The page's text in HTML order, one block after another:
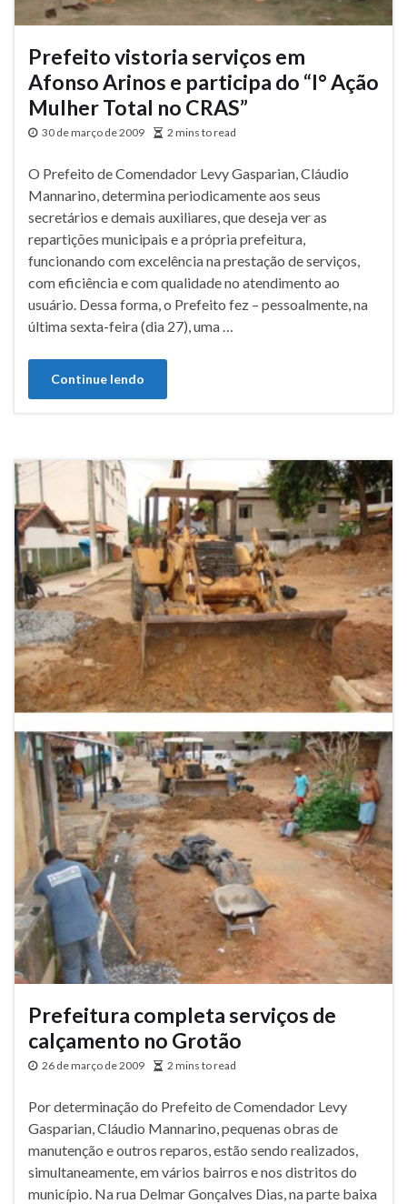
Prefeito vistoria serviços em
Afonso Arinos e participa do “I° Ação
Mulher Total no CRAS”
30 de março de 2009 2 mins to read
O Prefeito de Comendador Levy Gasparian, Cláudio
Mannarino, determina periodicamente aos seus
secretários e demais auxiliares, que deseja ver as
repartições municipais e a própria prefeitura,
funcionando com excelência na prestação de serviços,
com eficiência e com qualidade no atendimento ao
usuário. Dessa forma, o Prefeito fez – pessoalmente, na
última sexta-feira (dia 27), uma …
Continue lendo
Prefeitura completa serviços de
calçamento no Grotão
26 de março de 2009 2 mins to read
Por determinação do Prefeito de Comendador Levy
Gasparian, Cláudio Mannarino, pequenas obras de
manutenção e outros reparos, estão sendo realizados,
simultaneamente, em vários bairros e nos distritos do
município. Na rua Delmar Gonçalves Dias, na parte baixa